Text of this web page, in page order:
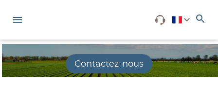
Contactez-nous